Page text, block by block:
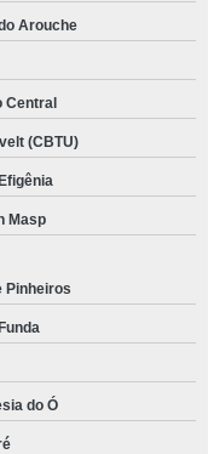
Arouche
Central
(CBTU)
Masp
Pinheiros
do Ó